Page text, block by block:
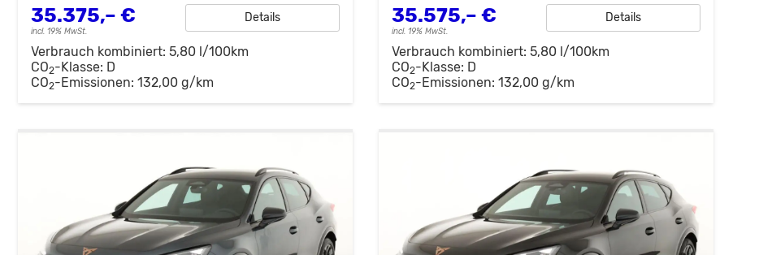
35.375,– €
incl. 19% MwSt.
Details
Verbrauch kombiniert: 5,80 l/100km
CO2-Klasse: D
CO2-Emissionen: 132,00 g/km
35.575,– €
incl. 19% MwSt.
Details
Verbrauch kombiniert: 5,80 l/100km
CO2-Klasse: D
CO2-Emissionen: 132,00 g/km